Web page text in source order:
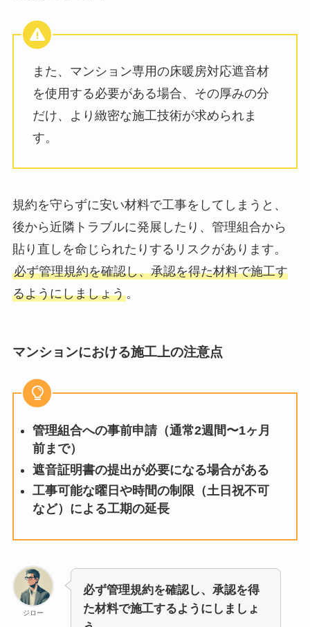
また、マンション専用の床暖房対応遮音材
を使用する必要がある場合、その厚みの分
だけ、より緻密な施工技術が求められま
す。
規約を守らずに安い材料で工事をしてしまうと、
後から近隣トラブルに発展したり、管理組合から
貼り直しを命じられたりするリスクがあります。
必ず管理規約を確認し、承認を得た材料で施工す
るようにしましょう。
マンションにおける施工上の注意点
管理組合への事前申請（通常2週間〜1ヶ月
前まで）
遮音証明書の提出が必要になる場合がある
工事可能な曜日や時間の制限（土日祝不可
など）による工期の延長
ジロー
必ず管理規約を確認し、承認を得
た材料で施工するようにしましょ